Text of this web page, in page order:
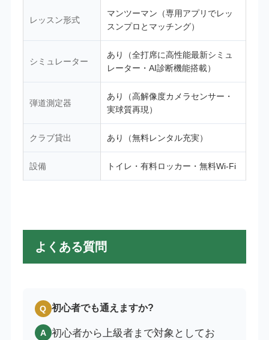
レッスン形式
マンツーマン（専用アプリでレッ
スンプロとマッチング）
シミュレーター
あり（全打席に高性能最新シミュ
レーター・AI診断機能搭載）
弾道測定器
あり（高解像度カメラセンサー・
実球質再現）
クラブ貸出 あり（無料レンタル充実）
設備 トイレ・有料ロッカー・無料Wi-Fi
よくある質問
Q 初心者でも通えますか?
A 初心者から上級者まで対象としてお